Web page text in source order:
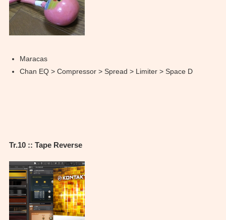
Maracas
Chan EQ > Compressor > Spread > Limiter > Space D
Tr.10 :: Tape Reverse